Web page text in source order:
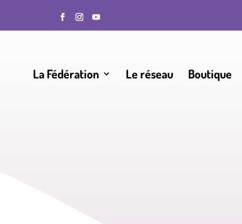
La Fédération Le réseau Boutique